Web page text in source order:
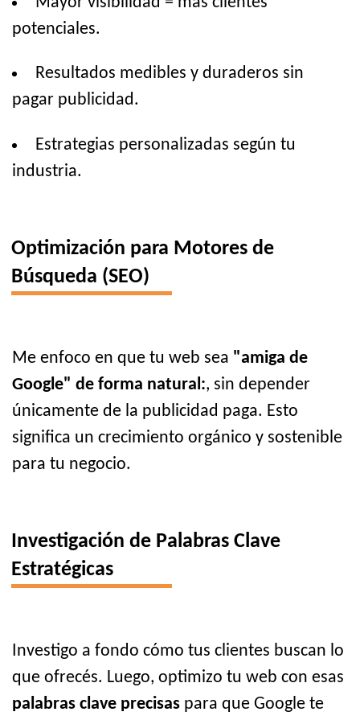
potenciales.
Resultados medibles y duraderos sin
pagar publicidad.
Estrategias personalizadas según tu
industria.
Optimización para Motores de
Búsqueda (SEO)
Me enfoco en que tu web sea "amiga de
Google" de forma natural:, sin depender
únicamente de la publicidad paga. Esto
significa un crecimiento orgánico y sostenible
para tu negocio.
Investigación de Palabras Clave
Estratégicas
Investigo a fondo cómo tus clientes buscan lo
que ofrecés. Luego, optimizo tu web con esas
palabras clave precisas para que Google te